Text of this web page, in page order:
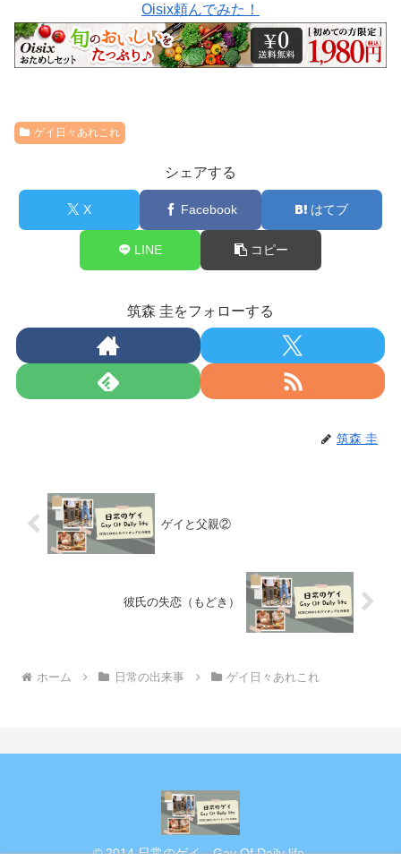
Oisix頼んでみた！
ゲイ日々あれこれ
シェアする
X Facebook はてブ
LINE コピー
筑森 圭をフォローする
筑森 圭
ゲイと父親②
彼氏の失恋（もどき）
ホーム 日常の出来事 ゲイ日々あれこれ
© 2014 日常のゲイ Gay Of Daily life.